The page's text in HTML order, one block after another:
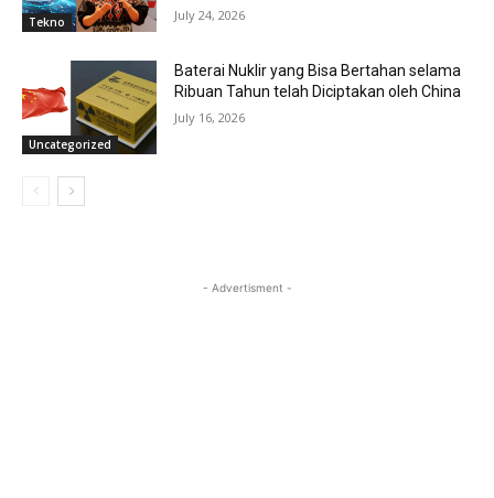
Tekno July 24, 2026
Uncategorized
Baterai Nuklir yang Bisa Bertahan selama
Ribuan Tahun telah Diciptakan oleh China
July 16, 2026
- Advertisment -